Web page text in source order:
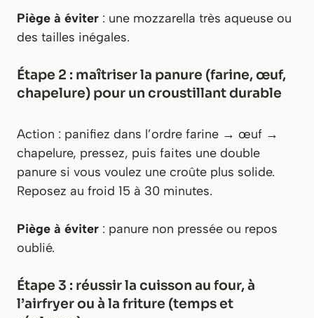
Piège à éviter : une mozzarella très aqueuse ou
des tailles inégales.
Étape 2 : maîtriser la panure (farine, œuf,
chapelure) pour un croustillant durable
Action : panifiez dans l’ordre farine → œuf →
chapelure, pressez, puis faites une double
panure si vous voulez une croûte plus solide.
Reposez au froid 15 à 30 minutes.
Piège à éviter : panure non pressée ou repos
oublié.
Étape 3 : réussir la cuisson au four, à
l’airfryer ou à la friture (temps et